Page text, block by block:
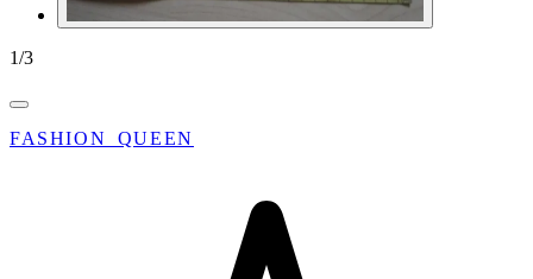
1/3
FASHION_QUEEN